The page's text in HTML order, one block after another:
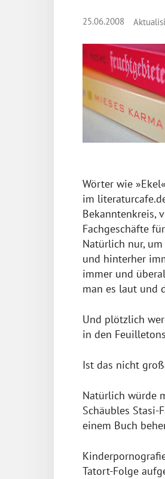
25.06.2008
Wörter wie
im
Bekanntenkreis,
Fachgeschäfte
Natürlich nur,
und hinterher
immer und
man es laut und
Und plötzlich
in den
Ist das nicht
Natürlich würde
Schäubles
einem Buch
Tatort-Folge